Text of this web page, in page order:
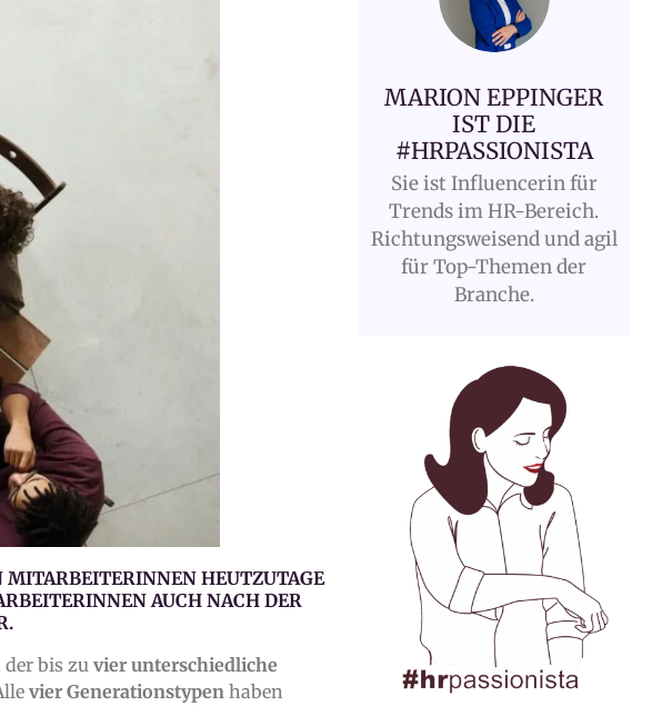
MITARBEITERINNEN HEUTZUTAGE
AUCH NACH DER
bis zu vier unterschiedliche
vier Generationstypen haben
MARION EPPINGER
IST DIE
#HRPASSIONISTA
Sie ist Influencerin für
Trends im HR-Bereich.
Richtungsweisend und agil
für Top-Themen der
Branche.